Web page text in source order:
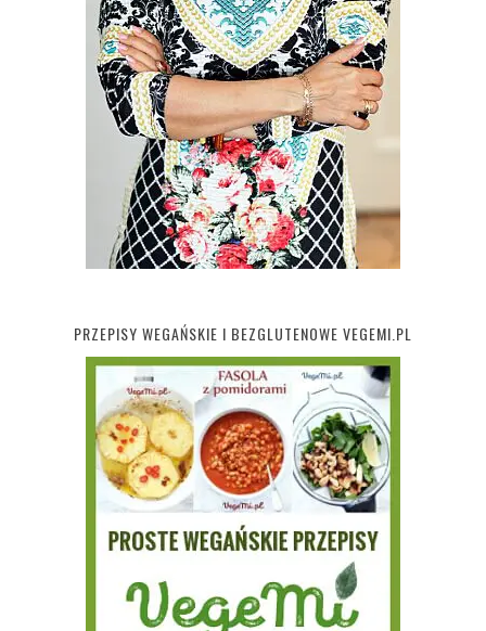
PRZEPISY WEGAŃSKIE I BEZGLUTENOWE VEGEMI.PL